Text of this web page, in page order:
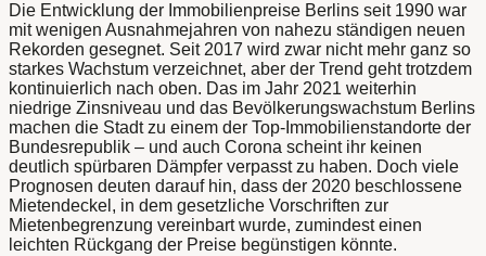
Die Entwicklung der Immobilienpreise Berlins seit 1990 war
mit wenigen Ausnahmejahren von nahezu ständigen neuen
Rekorden gesegnet. Seit 2017 wird zwar nicht mehr ganz so
starkes Wachstum verzeichnet, aber der Trend geht trotzdem
kontinuierlich nach oben. Das im Jahr 2021 weiterhin
niedrige Zinsniveau und das Bevölkerungswachstum Berlins
machen die Stadt zu einem der Top-Immobilienstandorte der
Bundesrepublik – und auch Corona scheint ihr keinen
deutlich spürbaren Dämpfer verpasst zu haben. Doch viele
Prognosen deuten darauf hin, dass der 2020 beschlossene
Mietendeckel, in dem gesetzliche Vorschriften zur
Mietenbegrenzung vereinbart wurde, zumindest einen
leichten Rückgang der Preise begünstigen könnte.